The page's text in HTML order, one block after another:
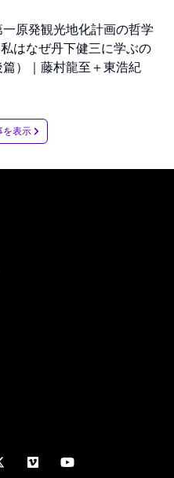
一原発観光地化計画の哲学
私はなぜ丹下健三に学ぶの
篇）｜藤村龍至＋東浩紀
を表示